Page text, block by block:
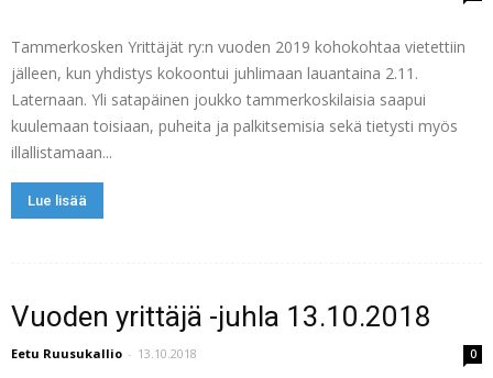
Tammerkosken Yrittäjät ry:n vuoden 2019 kohokohtaa vietettiin
jälleen, kun yhdistys kokoontui juhlimaan lauantaina 2.11.
Laternaan. Yli satapäinen joukko tammerkoskilaisia saapui
kuulemaan toisiaan, puheita ja palkitsemisia sekä tietysti myös
illallistamaan...
Lue lisää
Vuoden yrittäjä -juhla 13.10.2018
Eetu Ruusukallio - 13.10.2018 0